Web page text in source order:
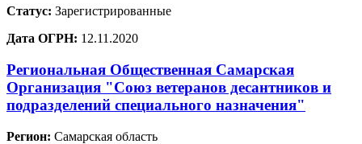
Статус: Зарегистрированные
Дата ОГРН: 12.11.2020
Региональная Общественная Самарская
Организация "Союз ветеранов десантников и
подразделений специального назначения"
Регион: Самарская область